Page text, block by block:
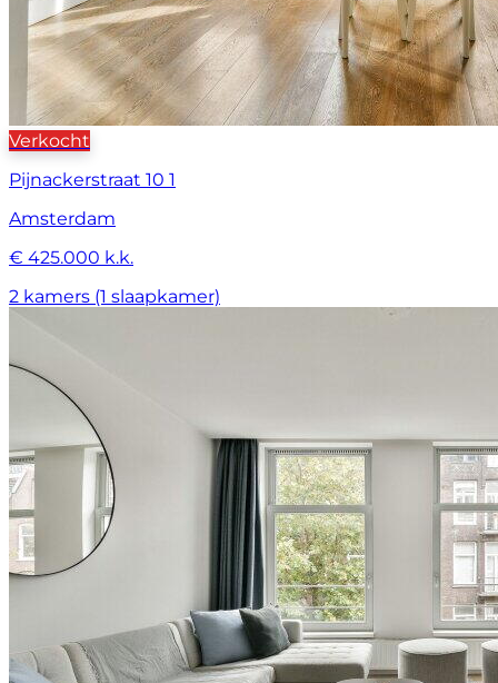
Verkocht
Pijnackerstraat 10 1
Amsterdam
€ 425.000 k.k.
2 kamers (1 slaapkamer)